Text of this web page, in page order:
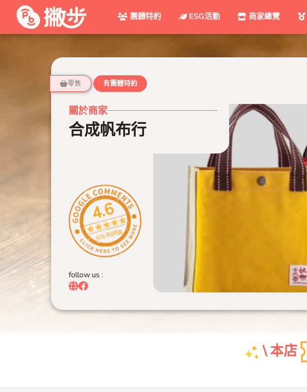
團體特約 ESG活動 商家總覽
零售 有團體特約
關於商家
合成帆布行
4.6
978 則評論
follow us :
\ 本店